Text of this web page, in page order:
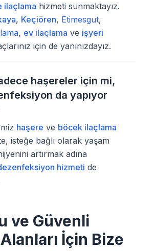
ilaçlama hizmeti sunmaktayız.
, Keçiören, Etimesgut,
, ev ilaçlama ve işyeri
için de yanınızdayız.
haşereler için mi,
da yapıyor
haşere ve böcek ilaçlama
isteğe bağlı olarak yaşam
artırmak adına
hizmeti de
ve Güvenli
İçin Bize